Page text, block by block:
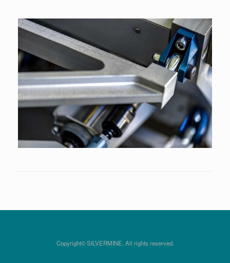
Copyright© SILVERMINE. All rights reserved.